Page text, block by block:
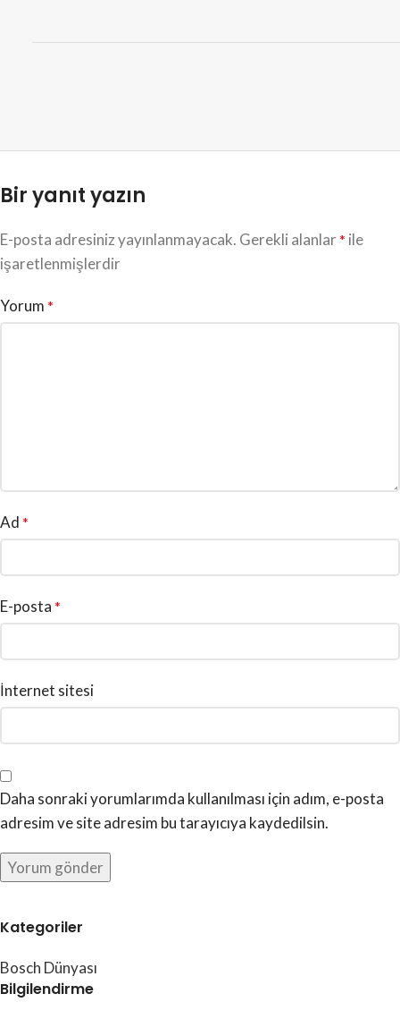
Bir yanıt yazın
E-posta adresiniz yayınlanmayacak. Gerekli alanlar* ile
işaretlenmişlerdir
Yorum *
Ad *
E-posta *
İnternet sitesi
Daha sonraki yorumlarımda kullanılması için adım, e-posta
adresim ve site adresim bu tarayıcıya kaydedilsin.
Kategoriler
Bosch Dünyası
Bilgilendirme